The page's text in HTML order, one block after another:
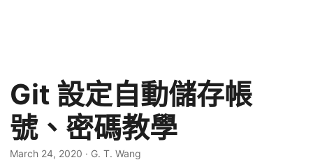
Git 設定自動儲存帳
號、密碼教學
March 24, 2020 · G. T. Wang